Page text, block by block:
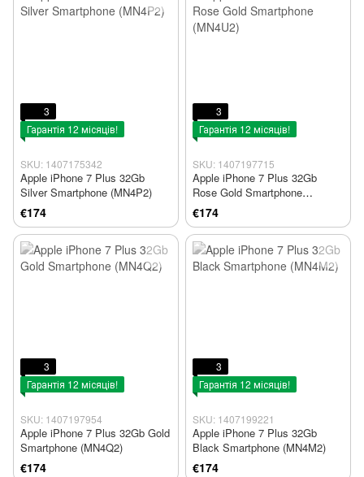
3
Гарантія 12 місяців!
SKU: 1407175342
Apple iPhone 7 Plus 32Gb
Silver Smartphone (MN4P2)
€174
3
Гарантія 12 місяців!
SKU: 1407197715
Apple iPhone 7 Plus 32Gb
Rose Gold Smartphone
(MN4U2)
€174
3
Гарантія 12 місяців!
SKU: 1407197954
Apple iPhone 7 Plus 32Gb Gold
Smartphone (MN4Q2)
€174
3
Гарантія 12 місяців!
SKU: 1407199221
Apple iPhone 7 Plus 32Gb
Black Smartphone (MN4M2)
€174